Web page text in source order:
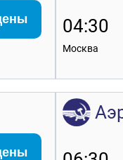
04:30
Москва